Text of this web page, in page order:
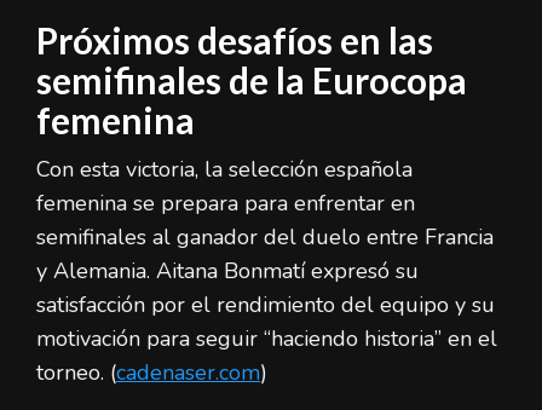
Próximos desafíos en las
semifinales de la Eurocopa
femenina
Con esta victoria, la selección española
femenina se prepara para enfrentar en
semifinales al ganador del duelo entre Francia
y Alemania. Aitana Bonmatí expresó su
satisfacción por el rendimiento del equipo y su
motivación para seguir “haciendo historia” en el
torneo. (cadenaser.com)